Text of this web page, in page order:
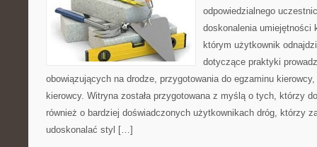
odpowiedzialnego
doskonalenia umiejętności
którym użytkownik
dotyczące praktyki
obowiązujących na drodze, przygotowania do egzaminu
kierowcy. Witryna została przygotowana z myślą o tych, którzy
również o bardziej doświadczonych użytkownikach dróg, którzy
udoskonalać styl […]